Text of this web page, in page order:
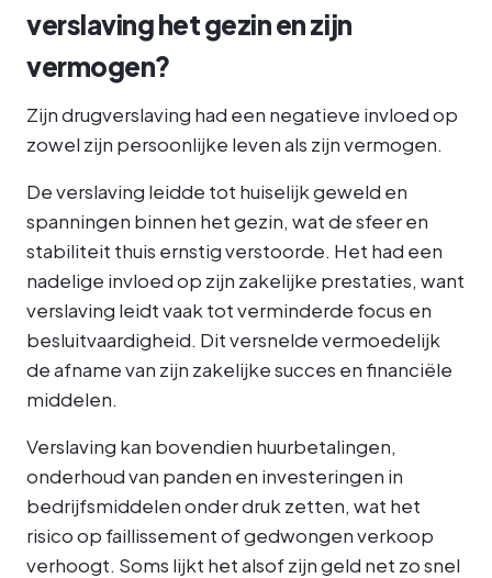
verslaving het gezin en zijn
vermogen?
Zijn drugverslaving had een negatieve invloed op
zowel zijn persoonlijke leven als zijn vermogen.
De verslaving leidde tot huiselijk geweld en
spanningen binnen het gezin, wat de sfeer en
stabiliteit thuis ernstig verstoorde. Het had een
nadelige invloed op zijn zakelijke prestaties, want
verslaving leidt vaak tot verminderde focus en
besluitvaardigheid. Dit versnelde vermoedelijk
de afname van zijn zakelijke succes en financiële
middelen.
Verslaving kan bovendien huurbetalingen,
onderhoud van panden en investeringen in
bedrijfsmiddelen onder druk zetten, wat het
risico op faillissement of gedwongen verkoop
verhoogt. Soms lijkt het alsof zijn geld net zo snel